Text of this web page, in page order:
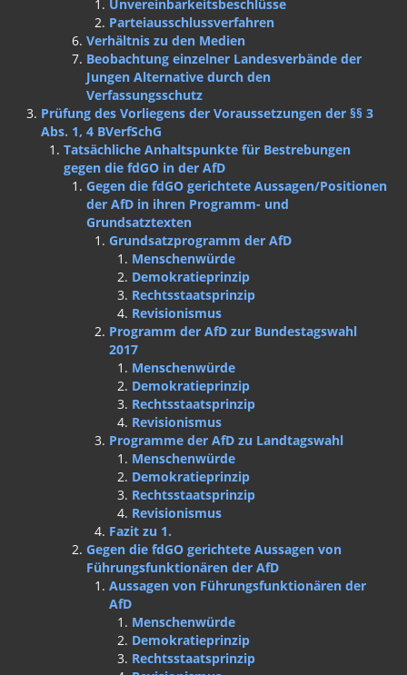
Unvereinbarkeitsbeschlüsse
Parteiausschlussverfahren
Verhältnis zu den Medien
Beobachtung einzelner Landesverbände der
Jungen Alternative durch den
Verfassungsschutz
Prüfung des Vorliegens der Voraussetzungen der §§ 3
Abs. 1, 4 BVerfSchG
Tatsächliche Anhaltspunkte für Bestrebungen
gegen die fdGO in der AfD
Gegen die fdGO gerichtete Aussagen/Positionen
der AfD in ihren Programm- und
Grundsatztexten
Grundsatzprogramm der AfD
Menschenwürde
Demokratieprinzip
Rechtsstaatsprinzip
Revisionismus
Programm der AfD zur Bundestagswahl
2017
Menschenwürde
Demokratieprinzip
Rechtsstaatsprinzip
Revisionismus
Programme der AfD zu Landtagswahl
Menschenwürde
Demokratieprinzip
Rechtsstaatsprinzip
Revisionismus
Fazit zu 1.
Gegen die fdGO gerichtete Aussagen von
Führungsfunktionären der AfD
Aussagen von Führungsfunktionären der
AfD
Menschenwürde
Demokratieprinzip
Rechtsstaatsprinzip